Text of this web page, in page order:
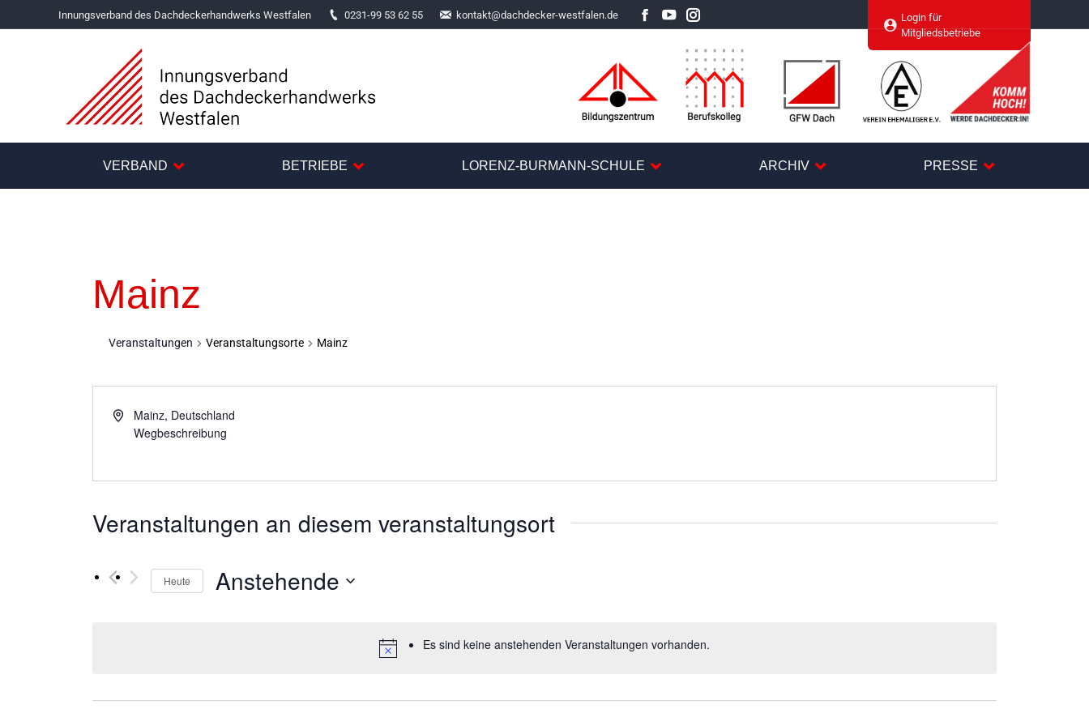
Innungsverband des Dachdeckerhandwerks Westfalen 0231-99 53 62 55 kontakt@dachdecker-westfalen.de
Facebook
YouTubeInstagram
Login für
Mitgliedsbetriebe
VERBAND BETRIEBE LORENZ-BURMANN-SCHULE ARCHIV PRESSE
Es sind keine anstehenden Veranstaltungen vorhanden.
Mainz
Veranstaltungen Veranstaltungsorte Mainz
Mainz, Deutschland
Wegbeschreibung
Veranstaltungen an diesem veranstaltungsort
Heute Anstehende